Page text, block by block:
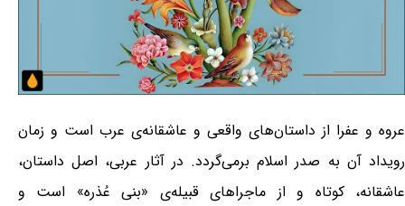
عروه و عفرا از داستان‌های واقعی و عاشقانه‌ی عرب است و زمان
رویداد آن به صدر اسلام برمی‌گردد. در آثار عربی، اصل داستان،
عاشقانه، کوتاه و از ماجراهای قبیله‌ی «بنی عُذره» است و